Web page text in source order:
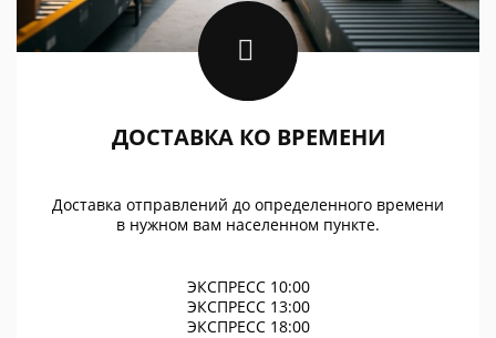
ДОСТАВКА КО ВРЕМЕНИ
Доставка отправлений до определенного времени
в нужном вам населенном пункте.
ЭКСПРЕСС 10:00
ЭКСПРЕСС 13:00
ЭКСПРЕСС 18:00